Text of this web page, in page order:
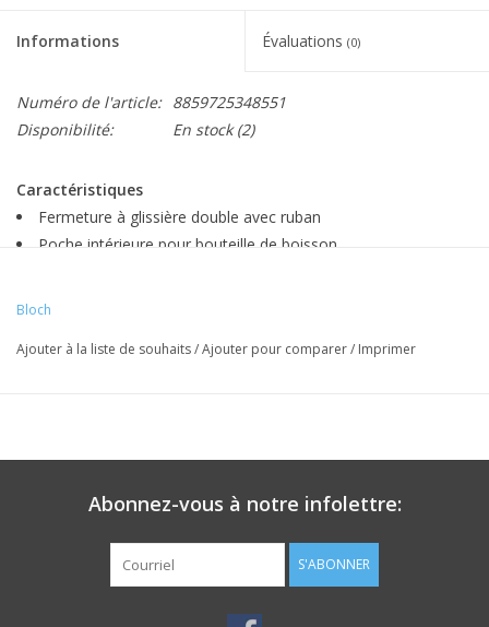
Informations Évaluations (0)
Numéro de l'article: 8859725348551
Disponibilité:
En stock(2)
Caractéristiques
Fermeture à glissière double avec ruban
Poche intérieure pour bouteille de boisson
Dimensions - L26 x H26 x P10 cm
Bloch
Ajouter à la liste de souhaits/Ajouter pour comparer/ Imprimer
Abonnez-vous à notre infolettre:
S'ABONNER